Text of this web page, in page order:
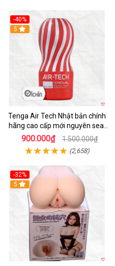
-40%
Hot
5
Tenga Air Tech Nhật bản chính
hãng cao cấp mới nguyên seal
giá tốt
900.000₫ 1.500.000₫
(2,658)
-32%
Hot
5